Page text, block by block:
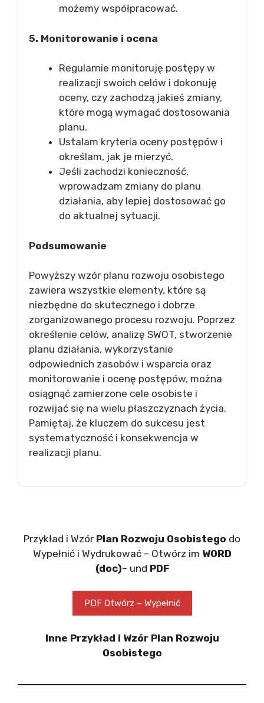
możemy współpracować.
5. Monitorowanie i ocena
Regularnie monitoruję postępy w
realizacji swoich celów i dokonuję
oceny, czy zachodzą jakieś zmiany,
które mogą wymagać dostosowania
planu.
Ustalam kryteria oceny postępów i
określam, jak je mierzyć.
Jeśli zachodzi konieczność,
wprowadzam zmiany do planu
działania, aby lepiej dostosować go
do aktualnej sytuacji.
Podsumowanie
Powyższy wzór planu rozwoju osobistego
zawiera wszystkie elementy, które są
niezbędne do skutecznego i dobrze
zorganizowanego procesu rozwoju. Poprzez
określenie celów, analizę SWOT, stworzenie
planu działania, wykorzystanie
odpowiednich zasobów i wsparcia oraz
monitorowanie i ocenę postępów, można
osiągnąć zamierzone cele osobiste i
rozwijać się na wielu płaszczyznach życia.
Pamiętaj, że kluczem do sukcesu jest
systematyczność i konsekwencja w
realizacji planu.
Przykład i Wzór Plan Rozwoju Osobistego do
Wypełnić i Wydrukować – Otwórz im WORD
(doc)– und PDF
PDF Otwórz – Wypełnić
Inne Przykład i Wzór Plan Rozwoju
Osobistego